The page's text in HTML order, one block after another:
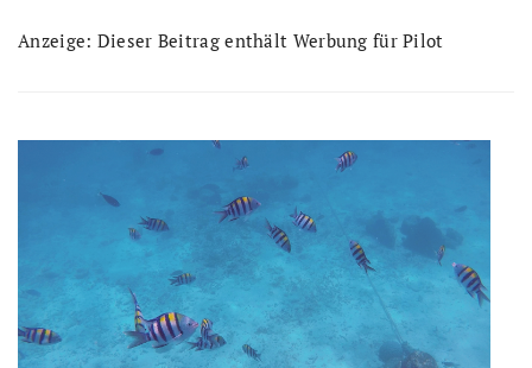
Anzeige: Dieser Beitrag enthält Werbung für Pilot